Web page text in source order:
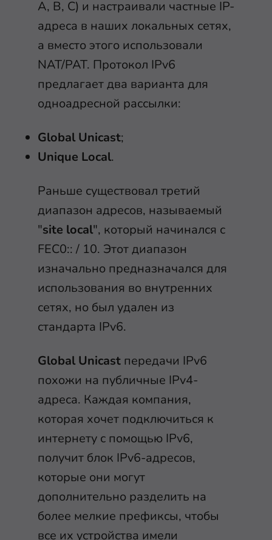
A, B, C) и настраивали частные IP-
адреса в наших локальных сетях,
а вместо этого использовали
NAT/PAT. Протокол IPv6
предлагает два варианта для
одноадресной рассылки:
Global Unicast;
Unique Local.
Раньше существовал третий
диапазон адресов, называемый
"site local", который начинался с
FEC0:: / 10. Этот диапазон
изначально предназначался для
использования во внутренних
сетях, но был удален из
стандарта IPv6.
Global Unicast передачи IPv6
похожи на публичные IPv4-
адреса. Каждая компания,
которая хочет подключиться к
интернету с помощью IPv6,
получит блок IPv6-адресов,
которые они могут
дополнительно разделить на
более мелкие префиксы, чтобы
все их устройства имели